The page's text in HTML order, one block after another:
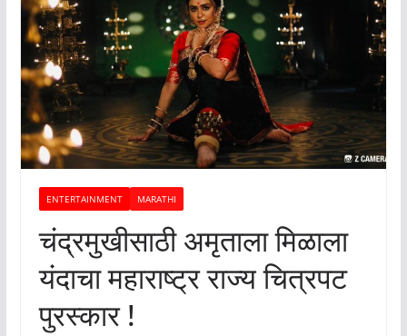
ENTERTAINMENT MARATHI
चंद्रमुखीसाठी अमृताला मिळाला
यंदाचा महाराष्ट्र राज्य चित्रपट
पुरस्कार !